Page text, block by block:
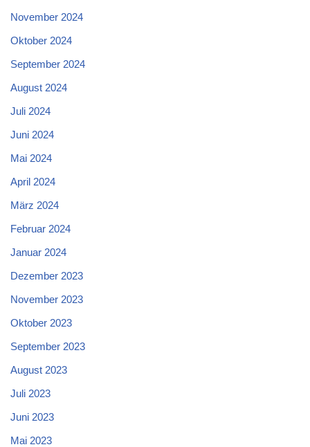
November 2024
Oktober 2024
September 2024
August 2024
Juli 2024
Juni 2024
Mai 2024
April 2024
März 2024
Februar 2024
Januar 2024
Dezember 2023
November 2023
Oktober 2023
September 2023
August 2023
Juli 2023
Juni 2023
Mai 2023